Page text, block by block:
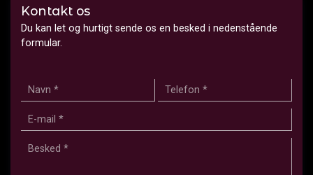
Kontakt os
Du kan let og hurtigt sende os en besked i nedenstående
formular.